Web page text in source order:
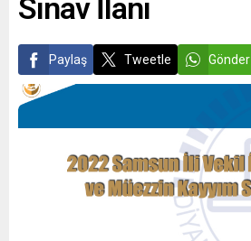
Sınav İlanı
Paylaş Tweetle Gönder